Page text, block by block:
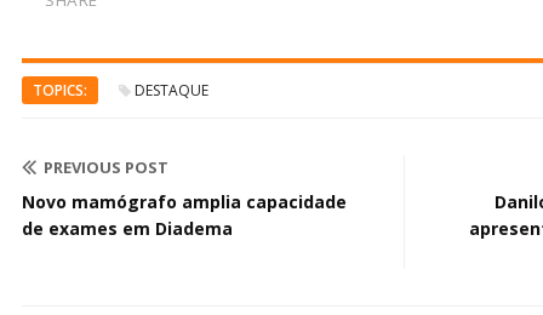
TOPICS: DESTAQUE
PREVIOUS POST
Novo mamógrafo amplia capacidade
de exames em Diadema